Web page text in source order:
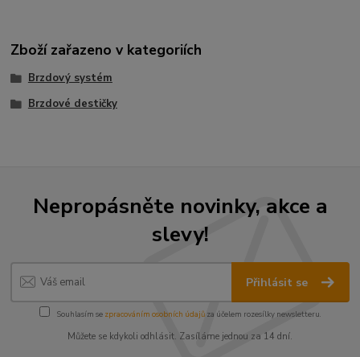
Zboží zařazeno v kategoriích
Brzdový systém
Brzdové destičky
Nepropásněte novinky, akce a
slevy!
Přihlásit se
Souhlasím se zpracováním osobních údajůza účelem rozesílky newsletteru.
Můžete se kdykoli odhlásit. Zasíláme jednou za 14 dní.